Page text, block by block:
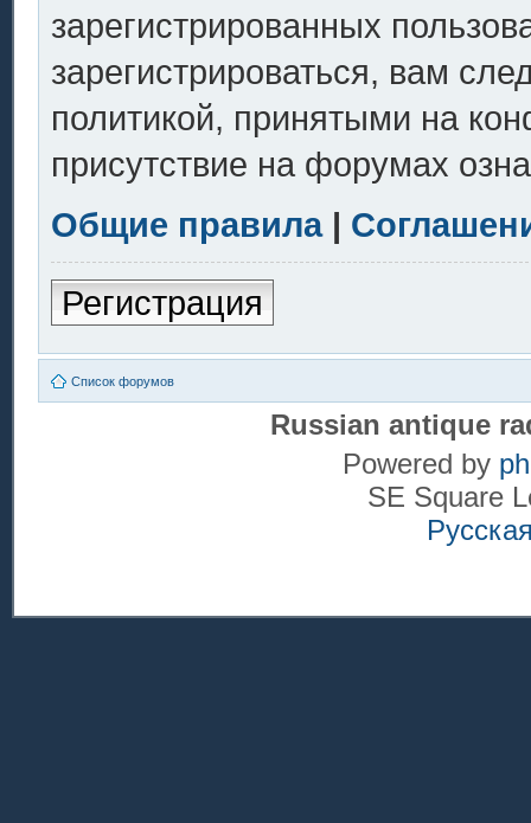
зарегистрированных
зарегистрироваться, вам
политикой, принятыми на
присутствие на форумах
Общие правила|
Регистрация
Список форумов
Russian antique
Powered by
SE Square